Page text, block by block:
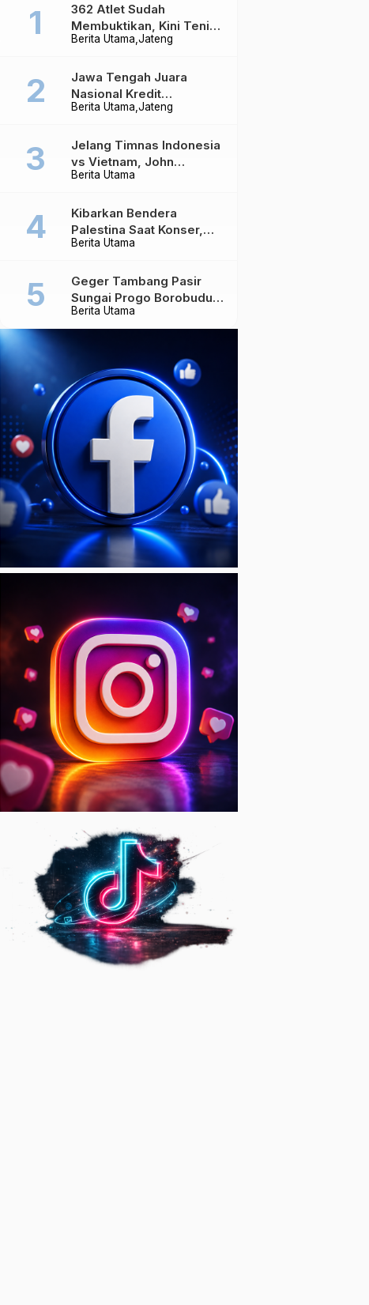
Berita Utama Jateng
362 Atlet Sudah
Membuktikan, Kini Tenis
Meja Jateng Dibidik Jadi
Berita Utama Jateng
Jawa Tengah Juara
Nasional Kredit
Perumahan, Realisasi
Berita Utama
Jelang Timnas Indonesia
vs Vietnam, John
Herdman Ungkap Hal
Berita Utama
Kibarkan Bendera
Palestina Saat Konser,
Massive Attack Dilarang
Berita Utama
Geger Tambang Pasir
Sungai Progo Borobudur,
Warga Sambeng Hentikan
Alat Berat dan Usir Truk